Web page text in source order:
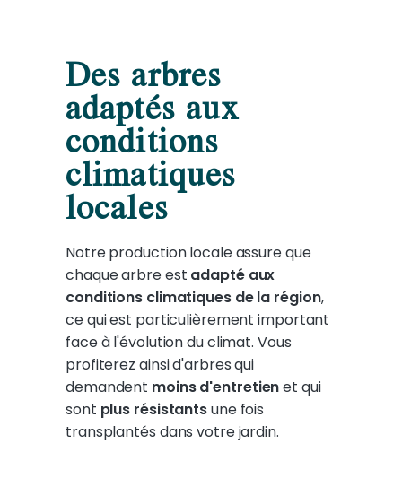
Des arbres
adaptés aux
conditions
climatiques
locales
Notre production locale assure que
chaque arbre est adapté aux
conditions climatiques de la région,
ce qui est particulièrement important
face à l'évolution du climat. Vous
profiterez ainsi d'arbres qui
demandent moins d'entretienet qui
sont plus résistantsune fois
transplantés dans votre jardin.